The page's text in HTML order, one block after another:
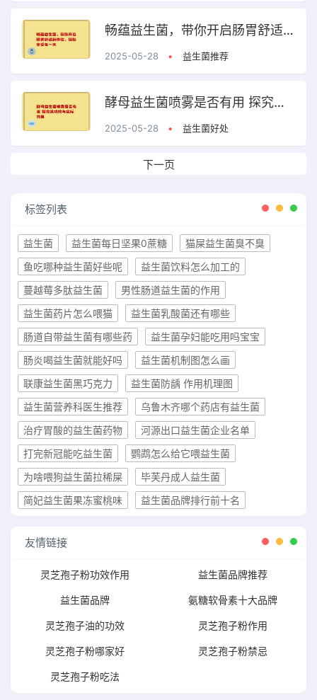
畅蕴益生菌，带你开启肠胃舒适新体验，轻松享受每一天
2025-05-28 • 益生菌推荐
酵母益生菌喷雾是否有用 探究其功效与实际效果
2025-05-28 • 益生菌好处
下一页
标签列表
益生菌 益生菌每日坚果0蔗糖
猫屎益生菌臭不臭
鱼吃哪种益生菌好些呢
益生菌饮料怎么加工的
蔓越莓多肽益生菌
男性肠道益生菌的作用
益生菌药片怎么喂猫
益生菌乳酸菌还有哪些
肠道自带益生菌有哪些药
益生菌孕妇能吃用吗宝宝
肠炎喝益生菌就能好吗
益生菌机制图怎么画
联康益生菌黑巧克力
益生菌防龋 作用机理图
益生菌营养科医生推荐
乌鲁木齐哪个药店有益生菌
治疗胃酸的益生菌药物
河源出口益生菌企业名单
打完新冠能吃益生菌
鹦鹉怎么给它喂益生菌
为啥喂狗益生菌拉稀屎
毕芙丹成人益生菌
简妃益生菌果冻蜜桃味
益生菌品牌排行前十名
友情链接
灵芝孢子粉功效作用 益生菌品牌推荐
益生菌品牌 氨糖软骨素十大品牌
灵芝孢子油的功效 灵芝孢子粉作用
灵芝孢子粉哪家好 灵芝孢子粉禁忌
灵芝孢子粉吃法